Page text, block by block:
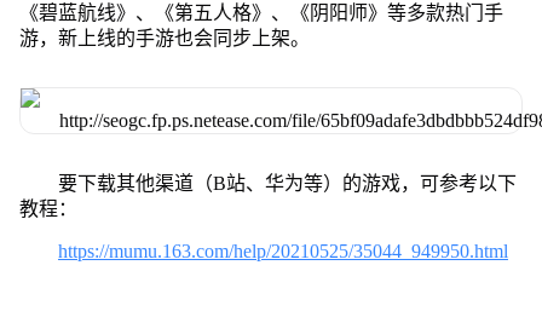
《碧蓝航线》、《第五人格》、《阴阳师》等多款热门手
游，新上线的手游也会同步上架。
要下载其他渠道（B站、华为等）的游戏，可参考以下
教程：
https://mumu.163.com/help/20210525/35044_949950.html